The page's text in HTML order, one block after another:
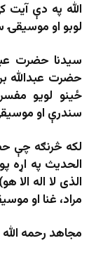
الله په دې
لوبو او
سیدنا حضرت
حضرت عبدالله
ځینو لویو
سندرې او
لکه څرنګه چې
الحدیث په اړه
الذی لا اله
مراد، غنا او
مجاهد رحمه